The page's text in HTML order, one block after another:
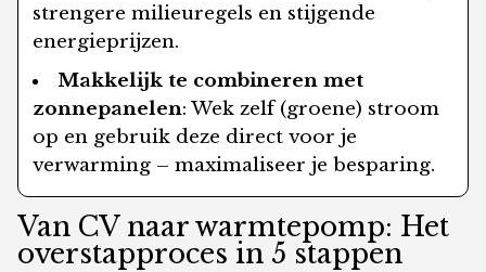
strengere milieuregels en stijgende
energieprijzen.
Makkelijk te combineren met
zonnepanelen: Wek zelf (groene) stroom
op en gebruik deze direct voor je
verwarming – maximaliseer je besparing.
Van CV naar warmtepomp: Het
overstapproces in 5 stappen